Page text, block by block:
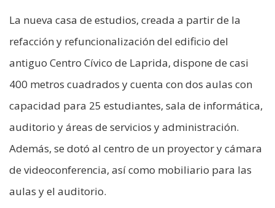
La nueva casa de estudios, creada a partir de la
refacción y refuncionalización del edificio del
antiguo Centro Cívico de Laprida, dispone de casi
400 metros cuadrados y cuenta con dos aulas con
capacidad para 25 estudiantes, sala de informática,
auditorio y áreas de servicios y administración.
Además, se dotó al centro de un proyector y cámara
de videoconferencia, así como mobiliario para las
aulas y el auditorio.